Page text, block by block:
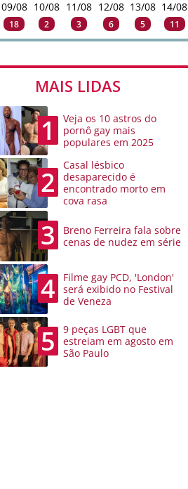
09/08
18
10/08
2
11/08
3
12/08
6
13/08
5
14/08
11
MAIS LIDAS
1
Veja os 10 astros do
pornô gay mais
populares em 2025
2
Casal lésbico
desaparecido é
encontrado morto em
cova rasa
3
Breno Ferreira fala sobre
cenas de nudez em série
4
Filme gay PCD, 'London'
será exibido no Festival
de Veneza
5
9 peças LGBT que
estreiam em agosto em
São Paulo